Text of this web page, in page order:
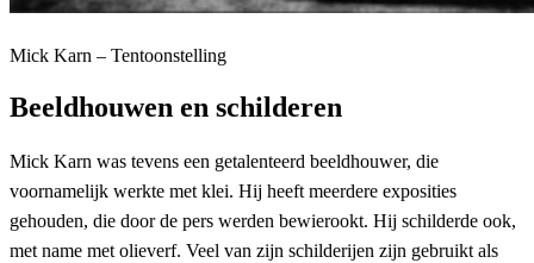
Mick Karn – Tentoonstelling
Beeldhouwen en schilderen
Mick Karn was tevens een getalenteerd beeldhouwer, die
voornamelijk werkte met klei. Hij heeft meerdere exposities
gehouden, die door de pers werden bewierookt. Hij schilderde ook,
met name met olieverf. Veel van zijn schilderijen zijn gebruikt als